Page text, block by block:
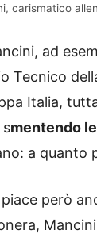
carismatico
ad
Tecnico
Italia,
smentendo
a quanto
piace però